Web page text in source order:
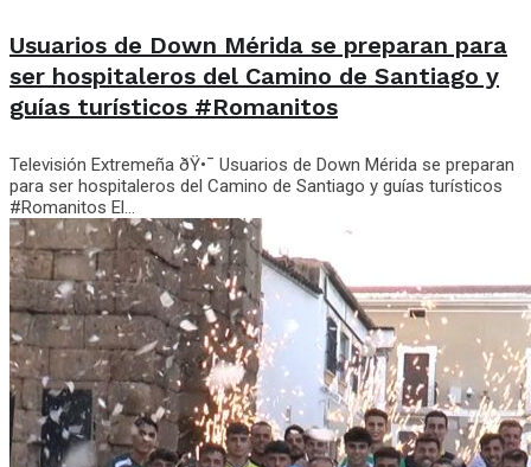
Usuarios de Down Mérida se preparan para
ser hospitaleros del Camino de Santiago y
guías turísticos #Romanitos
Televisión Extremeña ðŸ•¯️ Usuarios de Down Mérida se preparan
para ser hospitaleros del Camino de Santiago y guías turísticos
#Romanitos El...